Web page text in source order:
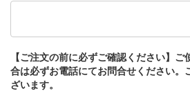
【ご注文の前に必ずご確認ください】
合は必ずお電話にてお問合せください。
ざいます。